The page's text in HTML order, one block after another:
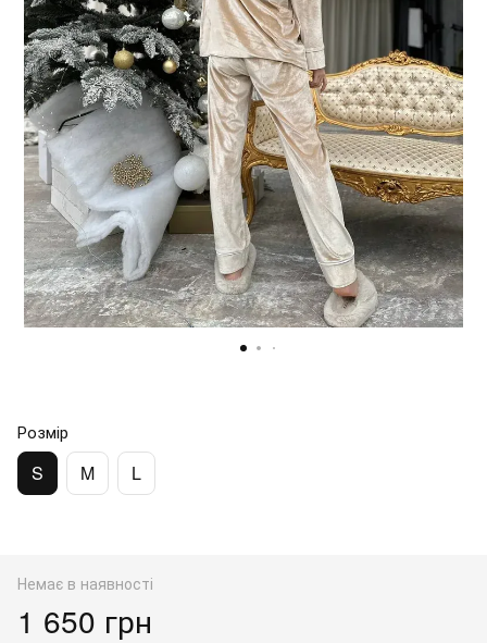
Розмір
S M L
Немає в наявності
1 650 грн